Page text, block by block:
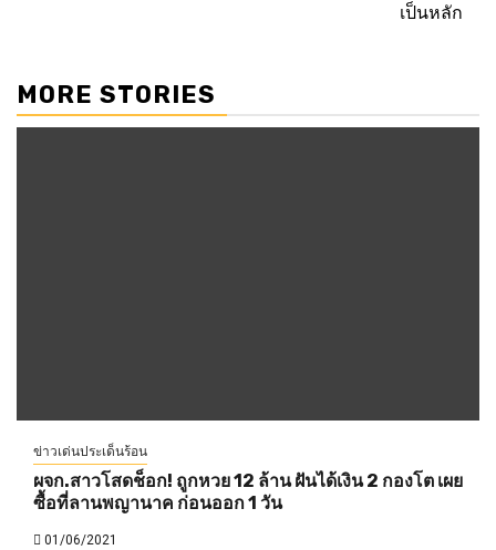
เป็นหลัก
MORE STORIES
ข่าวเด่นประเด็นร้อน
ผจก.สาวโสดช็อก! ถูกหวย 12 ล้าน ฝันได้เงิน 2 กองโต เผย
ซื้อที่ลานพญานาค ก่อนออก 1 วัน
01/06/2021